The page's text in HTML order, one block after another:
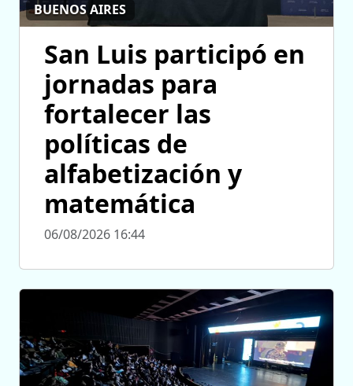
BUENOS AIRES
San Luis participó en
jornadas para
fortalecer las
políticas de
alfabetización y
matemática
06/08/2026 16:44